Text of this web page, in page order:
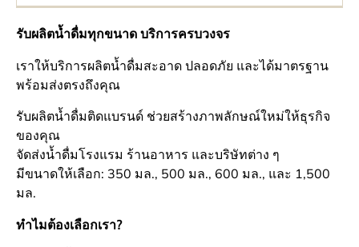
รับผลิตน้ำดื่มทุกขนาด บริการครบวงจร
เราให้บริการผลิตน้ำดื่มสะอาด ปลอดภัย และได้มาตรฐาน
พร้อมส่งตรงถึงคุณ
รับผลิตน้ำดื่มติดแบรนด์ ช่วยสร้างภาพลักษณ์ใหม่ให้ธุรกิจ
ของคุณ
จัดส่งน้ำดื่มโรงแรม ร้านอาหาร และบริษัทต่าง ๆ
มีขนาดให้เลือก: 350 มล., 500 มล., 600 มล., และ 1,500
มล.
ทำไมต้องเลือกเรา?